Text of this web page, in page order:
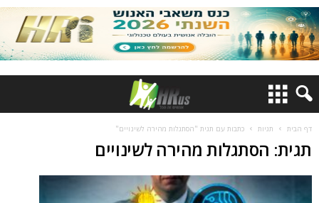
דף הבית תגיות כתבות עם תגית "הסתגלות מהירה לשינויים"
תגית: הסתגלות מהירה לשינויים